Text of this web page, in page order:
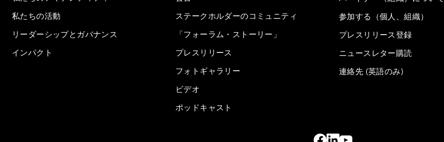
私たちの活動
リーダーシップとガバナンス
インパクト
ステークホルダーのコミュニティ
「フォーラム・ストーリー」
プレスリリース
フォトギャラリー
ビデオ
ポッドキャスト
参加する（個人、組織）
プレスリリース登録
ニュースレター購読
連絡先 (英語のみ)